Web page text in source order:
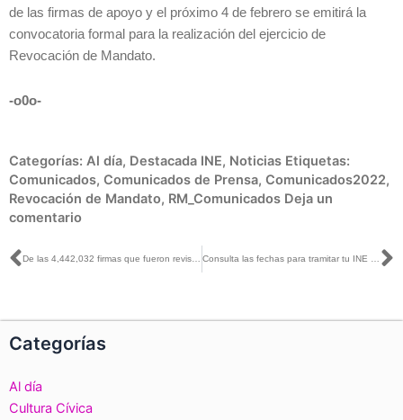
de las firmas de apoyo y el próximo 4 de febrero se emitirá la
convocatoria formal para la realización del ejercicio de
Revocación de Mandato.
-o0o-
Categorías: Al día, Destacada INE, Noticias Etiquetas:
Comunicados, Comunicados de Prensa, Comunicados2022,
Revocación de Mandato, RM_Comunicados Deja un
comentario
Ant De las 4,442,032 firmas que fueron revisadas con la Lista Nominal, 990,189 constituyen las inconsistencias detectadas por el INE en la revisión de apoyos para la Revocación de Mandato Consulta las fechas para tramitar tu INE y poder participar en la Revocación de Mandato que se realizará el próximo 10 de abril
Categorías
Al día
Cultura Cívica